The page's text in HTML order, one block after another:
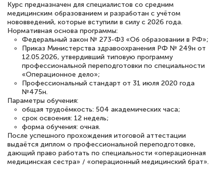
18 марта 2026
Выражаю благодарность за курс
повышения квалификации "Эксперт ЕГЭ по
русскому языку и литературе". Много
полезных материалов помогли
подготовиться к тестированию. Это
книги, методические рекомендации,
статьи. Времени на подготовку
достаточно. Курс помогает пройти
аттестацию в школе. Спасибо!
Курс предназначен для специалистов со средним
медицинским образованием и разработан с учётом
нововведений, которые вступили в силу с 2026 года.
Нормативная основа программы:
Федеральный закон № 273-ФЗ «Об образовании в РФ»;
Приказ Министерства здравоохранения РФ № 249н от
12.05.2026, утвердивший типовую программу
профессиональной переподготовки по специальности
«Операционное дело»;
Профессиональный стандарт от 31 июля 2020 года
№475н.
Параметры обучения:
общая трудоёмкость: 504 академических часа;
срок освоения: 12 недель;
форма обучения: очная.
После успешного прохождения итоговой аттестации
выдаётся диплом о профессиональной переподготовке,
дающий право работать по специальности «операционная
медицинская сестра» / «операционный медицинский брат».